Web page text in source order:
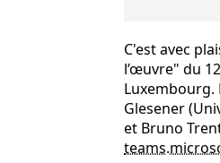
C'est avec
l’œuvre" du
Luxembourg.
Glesener
et Bruno